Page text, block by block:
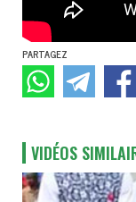
PARTAGEZ
VIDÉOS